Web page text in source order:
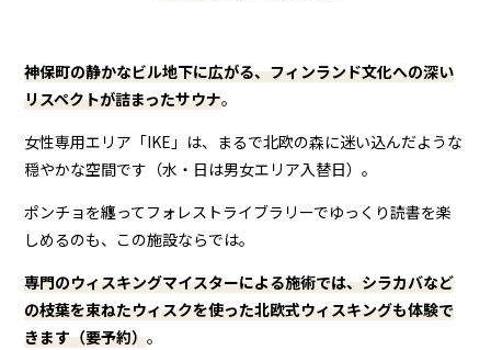
神保町の静かなビル地下に広がる、フィンランド文化への深い
リスペクトが詰まったサウナ。
女性専用エリア「IKE」は、まるで北欧の森に迷い込んだような
穏やかな空間です（水・日は男女エリア入替日）。
ポンチョを纏ってフォレストライブラリーでゆっくり読書を楽
しめるのも、この施設ならでは。
専門のウィスキングマイスターによる施術では、シラカバなど
の枝葉を束ねたウィスクを使った北欧式ウィスキングも体験で
きます（要予約）。